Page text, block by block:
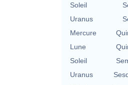
Soleil
Uranus
Mercure
Lune
Soleil
Uranus